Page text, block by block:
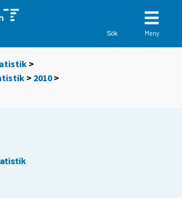
Sök Meny
>
> 2010>